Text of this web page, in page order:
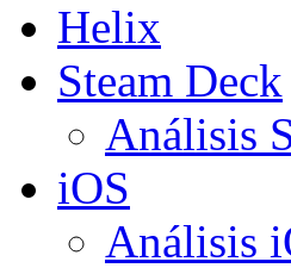
Helix
Steam Deck
Análisis
iOS
Análisis